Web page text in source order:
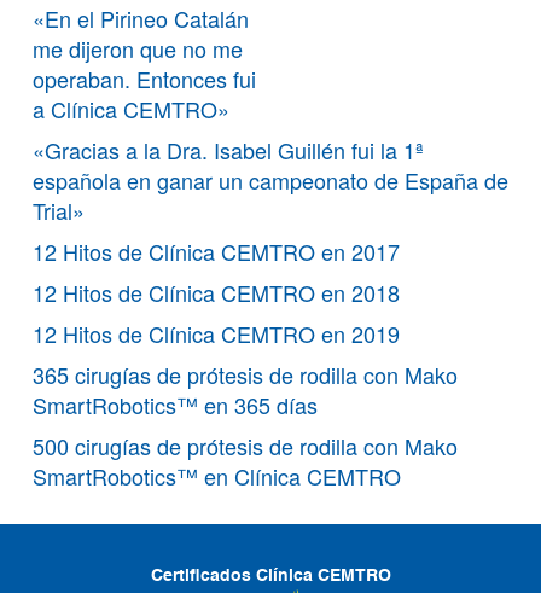
«En el Pirineo Catalán
me dijeron que no me
operaban. Entonces fui
a Clínica CEMTRO»
«Gracias a la Dra. Isabel Guillén fui la 1ª
española en ganar un campeonato de España de
Trial»
12 Hitos de Clínica CEMTRO en 2017
12 Hitos de Clínica CEMTRO en 2018
12 Hitos de Clínica CEMTRO en 2019
365 cirugías de prótesis de rodilla con Mako
SmartRobotics™ en 365 días
500 cirugías de prótesis de rodilla con Mako
SmartRobotics™ en Clínica CEMTRO
Certificados Clínica CEMTRO